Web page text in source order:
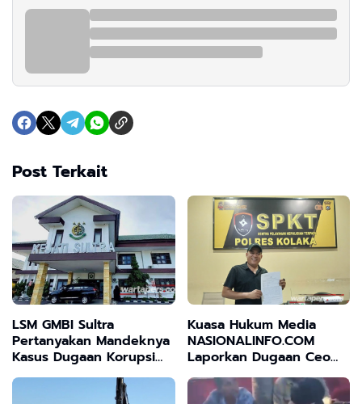
Post Terkait
LSM GMBI Sultra
Pertanyakan Mandeknya
Kasus Dugaan Korupsi
Rp26 Miliar: "Ada Upaya
Melindungi Aktor Proyek
Kuasa Hukum Media
NASIONALINFO.COM
Laporkan Dugaan Ceo
PT JNP Ke Polres Kolaka
Atas Ancaman Wartawan